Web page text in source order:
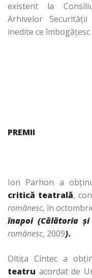
existent la
Arhivelor
inedite ce
PREMII
Ion Parhon a
critică teatrală,
românesc, în
înapoi (Călătoria
românesc, 2009).
Oltiţa Cîntec a
teatru acordat de